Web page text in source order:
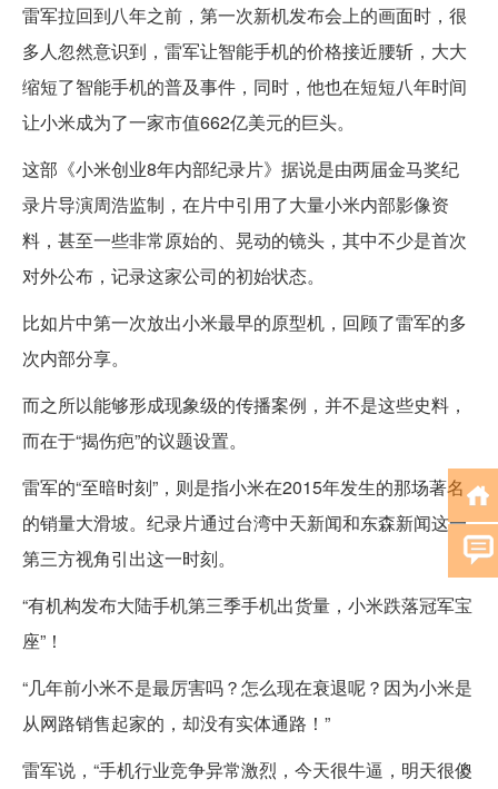
雷军拉回到八年之前，第一次新机发布会上的画面时，很
多人忽然意识到，雷军让智能手机的价格接近腰斩，大大
缩短了智能手机的普及事件，同时，他也在短短八年时间
让小米成为了一家市值662亿美元的巨头。
这部《小米创业8年内部纪录片》据说是由两届金马奖纪
录片导演周浩监制，在片中引用了大量小米内部影像资
料，甚至一些非常原始的、晃动的镜头，其中不少是首次
对外公布，记录这家公司的初始状态。
比如片中第一次放出小米最早的原型机，回顾了雷军的多
次内部分享。
而之所以能够形成现象级的传播案例，并不是这些史料，
而在于“揭伤疤”的议题设置。
雷军的“至暗时刻”，则是指小米在2015年发生的那场著名
的销量大滑坡。纪录片通过台湾中天新闻和东森新闻这一
第三方视角引出这一时刻。
“有机构发布大陆手机第三季手机出货量，小米跌落冠军宝
座”！
“几年前小米不是最厉害吗？怎么现在衰退呢？因为小米是
从网路销售起家的，却没有实体通路！”
雷军说，“手机行业竞争异常激烈，今天很牛逼，明天很傻